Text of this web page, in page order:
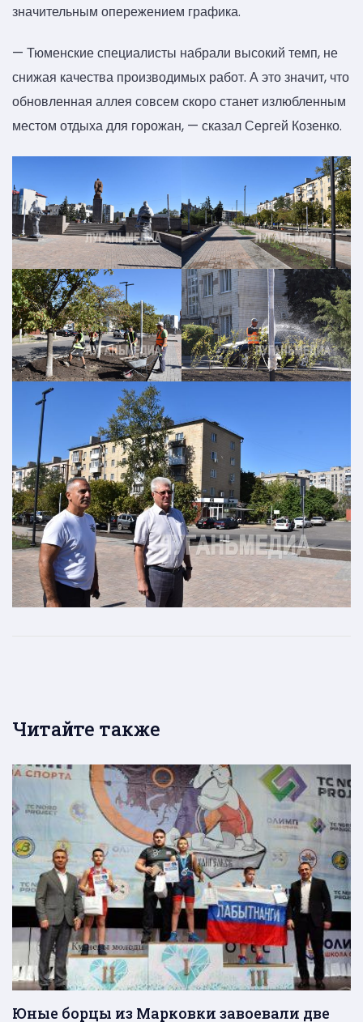
значительным опережением графика.
— Тюменские специалисты набрали высокий темп, не
снижая качества производимых работ. А это значит, что
обновленная аллея совсем скоро станет излюбленным
местом отдыха для горожан, — сказал Сергей Козенко.
Читайте также
Юные борцы из Марковки завоевали две